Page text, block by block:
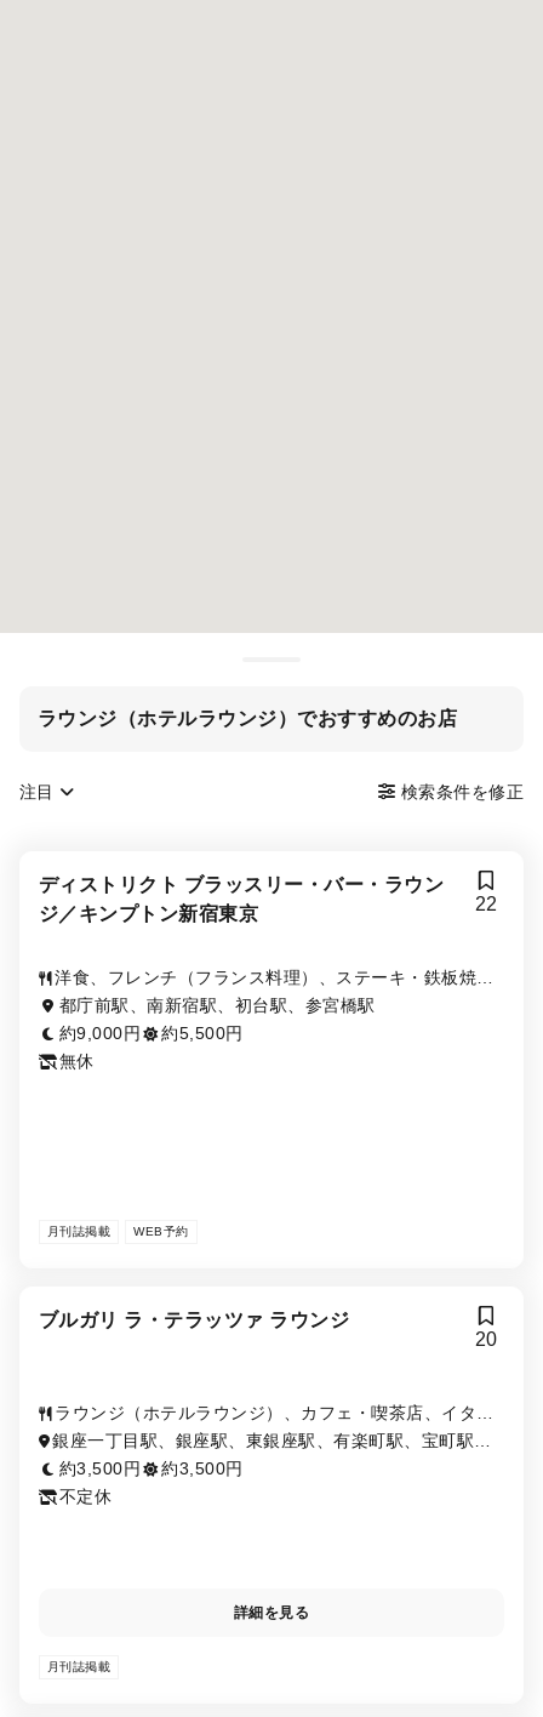
ラウンジ（ホテルラウンジ）でおすすめのお店
注目 検索条件を修正
ディストリクト ブラッスリー・バー・ラウン
ジ／キンプトン新宿東京
22
洋食、フレンチ（フランス料理）、ステーキ・鉄板焼
き、ラウンジ（ホテルラウンジ）、創作料理・イノベー
ティブ・フュージョン
都庁前駅、南新宿駅、初台駅、参宮橋駅
約9,000円
約5,500円
無休
月刊誌掲載 WEB予約
ブルガリ ラ・テラッツァ ラウンジ
20
ラウンジ（ホテルラウンジ）、カフェ・喫茶店、イタリ
アン（イタリア料理）
銀座一丁目駅、銀座駅、東銀座駅、有楽町駅、宝町駅、
京橋駅、新富町駅、日比谷駅、築地駅
約3,500円
約3,500円
不定休
詳細を見る
月刊誌掲載